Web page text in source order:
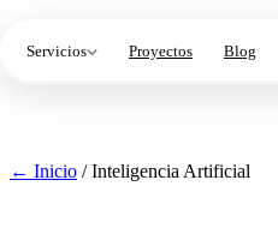
Servicios
Posicionamiento SEO
Proyectos Blog
← Inicio / Inteligencia Artificial